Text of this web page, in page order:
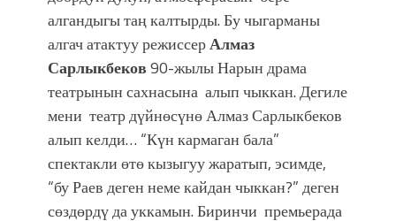
алгандыгы таң калтырды. Бу чыгарманы
алгач атактуу режиссерАлмаз
Сарлыкбеков90-жылы Нарын драма
театрынын сахнасына алып чыккан. Дегиле
мени театр дүйнөсүнө Алмаз Сарлыкбеков
алып келди… “Күн кармаган бала”
спектакли өтө кызыгуу жаратып, эсимде,
“бу Раев деген неме кайдан чыккан?” деген
сөздөрдү да уккамын. Биринчи премьерада